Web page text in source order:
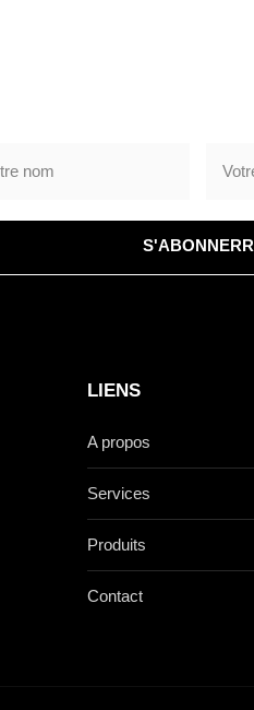
S'ABONNERR
LIENS
A propos
Services
Produits
Contact